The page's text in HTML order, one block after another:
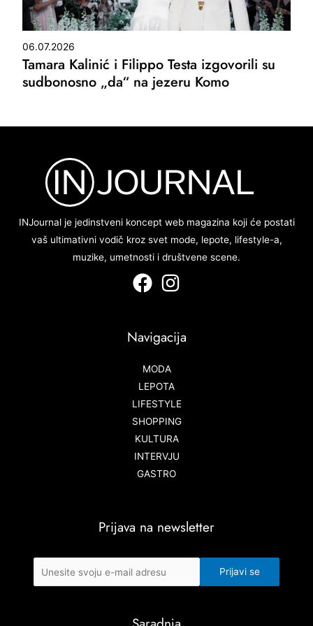
06.07.2026
Tamara Kalinić i Filippo Testa izgovorili su
sudbonosno „da“ na jezeru Komo
INJournal je jedinstveni koncept web magazina koji će postati
vaš ultimativni vodič kroz svet mode, lepote, lifestyle-a,
muzike, umetnosti i društvene scene.
Navigacija
MODA
LEPOTA
LIFESTYLE
SHOPPING
KULTURA
INTERVJU
GASTRO
Prijava na newsletter